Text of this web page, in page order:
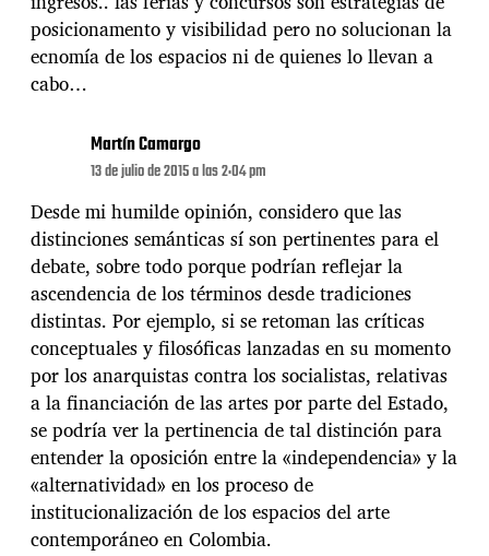
posicionamento y visibilidad pero no solucionan la
ecnomía de los espacios ni de quienes lo llevan a
cabo…
Martín Camargo
13 de julio de 2015 a las 2:04 pm
Desde mi humilde opinión, considero que las
distinciones semánticas sí son pertinentes para el
debate, sobre todo porque podrían reflejar la
ascendencia de los términos desde tradiciones
distintas. Por ejemplo, si se retoman las críticas
conceptuales y filosóficas lanzadas en su momento
por los anarquistas contra los socialistas, relativas
a la financiación de las artes por parte del Estado,
se podría ver la pertinencia de tal distinción para
entender la oposición entre la «independencia» y la
«alternatividad» en los proceso de
institucionalización de los espacios del arte
contemporáneo en Colombia.